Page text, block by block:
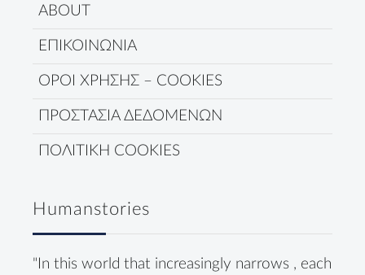
ABOUT
ΕΠΙΚΟΙΝΩΝΙΑ
ΟΡΟΙ ΧΡΗΣΗΣ – COOKIES
ΠΡΟΣΤΑΣΙΑ ΔΕΔΟΜΕΝΩΝ
ΠΟΛΙΤΙΚΗ COOKIES
Humanstories
"In this world that increasingly narrows , each